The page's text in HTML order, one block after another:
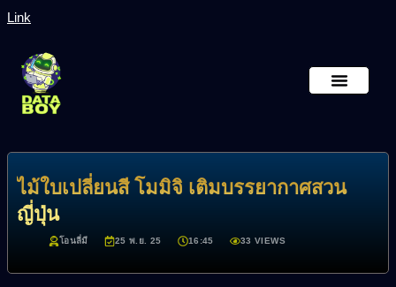
Link
ไม้ใบเปลี่ยนสี โมมิจิ เติมบรรยากาศสวน
ญี่ปุ่น
โอนลี่มี 25 พ.ย. 25 16:45 33 VIEWS